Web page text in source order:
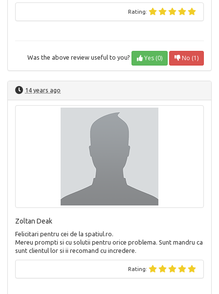
Rating:
Was the above review useful to you? Yes (0) No (1)
14 years ago
Zoltan Deak
Felicitari pentru cei de la spatiul.ro.
Mereu prompti si cu solutii pentru orice problema. Sunt mandru ca
sunt clientul lor si ii recomand cu incredere.
Rating: